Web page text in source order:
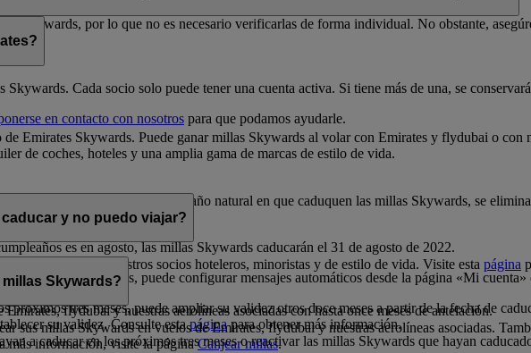
Skywards, por lo que no es necesario verificarlas de forma individual. No obstante,
Skywards. Cada socio solo puede tener una cuenta activa. Si tiene más de una, se
en contacto con nosotros para que podamos ayudarle.
de Emirates Skywards. Puede ganar millas Skywards al volar con Emirates y flydubai o con
de coches, hoteles y una amplia gama de marcas de estilo de vida.
fecha en que se obtienen. En el año natural en que caduquen las millas Skywards, se
es en agosto, las millas Skywards caducarán el 31 de agosto de 2022.
próximos doce meses, puede configurar mensajes automáticos desde la página «Mi
próximos tres meses, puede ampliar su validez otros doce meses a partir de la fecha de
su validez. Consulte estapáginapara obtener más información.
y no puedo viajar?
en premios con nuestros socios hoteleros, minoristas y de estilo de vida. Visite esta página
flydubai y nuestras aerolíneas asociadas con hasta once meses de antelación.
a caducar en los próximos tres meses o reactivar las millas Skywards que hayan
Skywards?
sus millas Skywards en vuelos de Emirates, flydubai y nuestras aerolíneas asociadas.
más información, visite la páginaCanjear millas.